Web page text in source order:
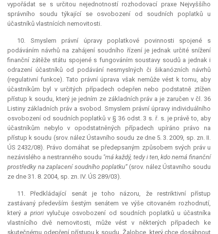
vypořádat se s určitou nejednotností rozhodovací praxe Nejvyššího
správního soudu týkající se osvobození od soudních poplatků u
účastníků vlastnících nemovitosti.
10. Smyslem právní úpravy poplatkové povinnosti spojené s
podáváním návrhů na zahájení soudního řízení je jednak určité snížení
finanční zátěže státu spojené s fungováním soustavy soudů a jednak i
odrazení účastníků od podávání nesmyslných či šikanózních návrhů
(regulativní funkce). Tato právní úprava však nemůže vést k tomu, aby
účastníkům byl v určitých případech odepřen nebo podstatně ztížen
přístup k soudu, který je jedním ze základních práv a je zaručen v čl. 36
Listiny základních práv a svobod. Smyslem právní úpravy individuálního
osvobození od soudních poplatků v § 36 odst. 3 s. ř. s. je právě to, aby
účastníkům nebylo v opodstatněných případech upíráno právo na
přístup k soudu (srov. nález Ústavního soudu ze dne 5. 3. 2009, sp. zn. II.
ÚS 2432/08). Právo domáhat se předepsaným způsobem svých práv u
nezávislého a nestranného soudu "má každý, tedy i ten, kdo nemá finanční
prostředky na zaplacení soudního poplatku“(srov. nález Ústavního soudu
ze dne 31. 8. 2004, sp. zn. IV. ÚS 289/03).
11. Předkládající senát je toho názoru, že restriktivnípřístup
zastávaný především šestým senátem ve výše citovaném rozhodnutí,
kterýa priori vylučuje osvobození od soudních poplatků u účastníka
vlastnícího dvě nemovitosti, může vést v některých případech ke
skutečnému odepření přístupu k soudu. Žalobce, který chce dosáhnout